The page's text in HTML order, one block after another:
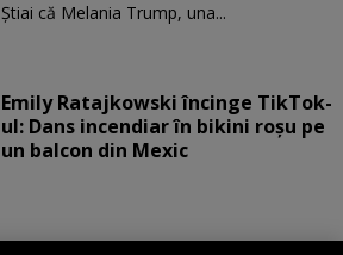
Știai că Melania Trump, una...
Emily Ratajkowski încinge TikTok-
ul: Dans incendiar în bikini roșu pe
un balcon din Mexic